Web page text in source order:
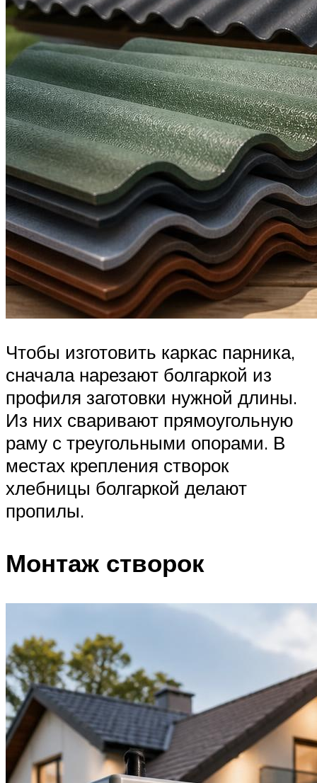
Чтобы изготовить каркас парника,
сначала нарезают болгаркой из
профиля заготовки нужной длины.
Из них сваривают прямоугольную
раму с треугольными опорами. В
местах крепления створок
хлебницы болгаркой делают
пропилы.
Монтаж створок